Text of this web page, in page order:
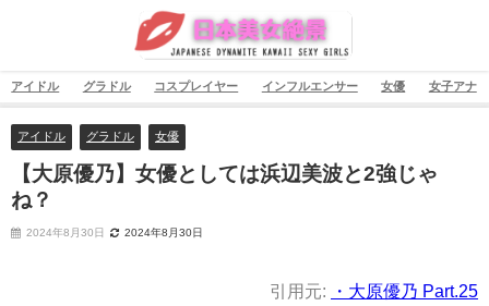
アイドル グラドル コスプレイヤー インフルエンサー 女優 女子アナ
アイドル グラドル 女優
【大原優乃】女優としては浜辺美波と2強じゃ
ね？
2024年8月30日 2024年8月30日
引用元: ・大原優乃 Part.25